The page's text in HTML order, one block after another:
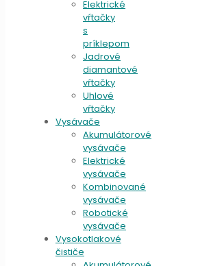
Elektrické
vŕtačky
s
príklepom
Jadrové
diamantové
vŕtačky
Uhlové
vŕtačky
Vysávače
Akumulátorové
vysávače
Elektrické
vysávače
Kombinované
vysávače
Robotické
vysávače
Vysokotlakové
čističe